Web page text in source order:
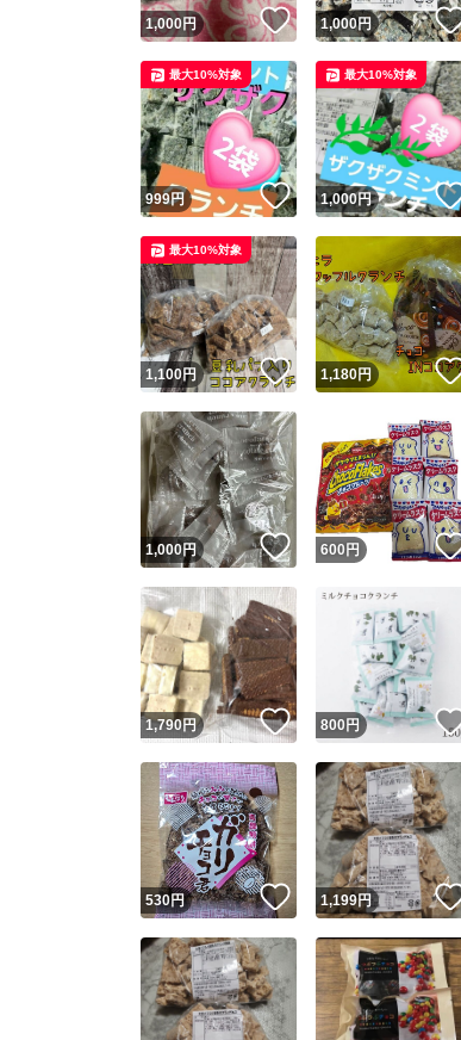
1,000円 いいね！
1,000円
999円 いいね！
最大10%対象
1,000円
最大10%対象
1,100円 いいね！
最大10%対象
1,180円
1,000円 いいね！
600 円
1,790円 いいね！
800 円
530円 いいね！
1,199円